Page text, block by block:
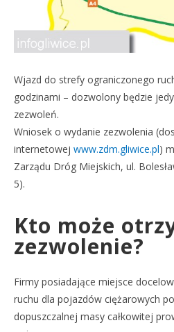
Wjazd do strefy ograniczonego
godzinami – dozwolony będzie
zezwoleń.
Wniosek o wydanie zezwolenia
internetowej www.zdm.gliwice.pl)
Zarządu Dróg Miejskich, ul.
5).
Kto może
zezwolenie?
Firmy posiadające miejsce
ruchu dla pojazdów ciężarowych
dopuszczalnej masy całkowitej